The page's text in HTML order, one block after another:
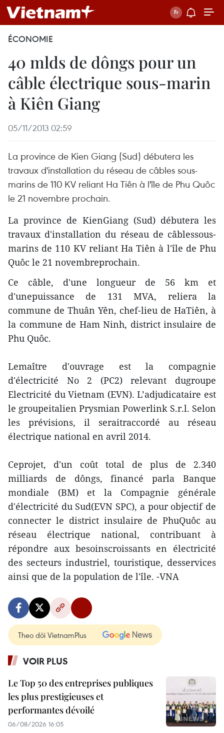
ÉCONOMIE
40 mlds de dôngs pour un
câble électrique sous-marin
à Kiên Giang
05/11/2013 02:59
La province de Kien Giang (Sud) débutera les
travaux d'installation du réseau de câbles sous-
marins de 110 KV reliant Ha Tiên à l'île de Phu Quôc
le 21 novembre prochain.
La province de KienGiang (Sud) débutera les
travaux d'installation du réseau de câblessous-
marins de 110 KV reliant Ha Tiên à l'île de Phu
Quôc le 21 novembreprochain.
Ce câble, d'une longueur de 56 km et
d'unepuissance de 131 MVA, reliera la
commune de Thuân Yên, chef-lieu de HaTiên, à
la commune de Ham Ninh, district insulaire de
Phu Quôc.
Lemaître d'ouvrage est la compagnie
d'électricité No 2 (PC2) relevant dugroupe
Electricité du Vietnam (EVN). L’adjudicataire est
le groupeitalien Prysmian Powerlink S.r.l. Selon
les prévisions, il seraitraccordé au réseau
électrique national en avril 2014.
Ceprojet, d'un coût total de plus de 2.340
milliards de dôngs, financé parla Banque
mondiale (BM) et la Compagnie générale
d'électricité du Sud(EVN SPC), a pour objectif de
connecter le district insulaire de PhuQuôc au
réseau électrique national, contribuant à
répondre aux besoinscroissants en électricité
des secteurs industriel, touristique, desservices
ainsi que de la population de l'île. -VNA
Theo dõi VietnamPlus
VOIR PLUS
Le Top 50 des entreprises publiques
les plus prestigieuses et
performantes dévoilé
06/08/2026 16:05